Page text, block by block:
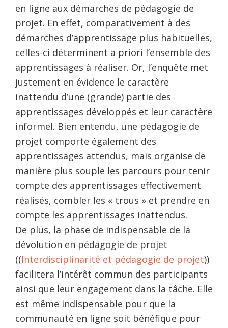
en ligne aux démarches de pédagogie de
projet. En effet, comparativement à des
démarches d’apprentissage plus habituelles,
celles-ci déterminent a priori l’ensemble des
apprentissages à réaliser. Or, l’enquête met
justement en évidence le caractère
inattendu d’une (grande) partie des
apprentissages développés et leur caractère
informel. Bien entendu, une pédagogie de
projet comporte également des
apprentissages attendus, mais organise de
manière plus souple les parcours pour tenir
compte des apprentissages effectivement
réalisés, combler les « trous » et prendre en
compte les apprentissages inattendus.
De plus, la phase de indispensable de la
dévolution en pédagogie de projet
((Interdisciplinarité et pédagogie de projet))
facilitera l’intérêt commun des participants
ainsi que leur engagement dans la tâche. Elle
est même indispensable pour que la
communauté en ligne soit bénéfique pour